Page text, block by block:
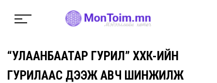
“УЛААНБААТАР ГУРИЛ” ХХК-ИЙН
ГУРИЛААС ДЭЭЖ АВЧ ШИНЖИЛЖ